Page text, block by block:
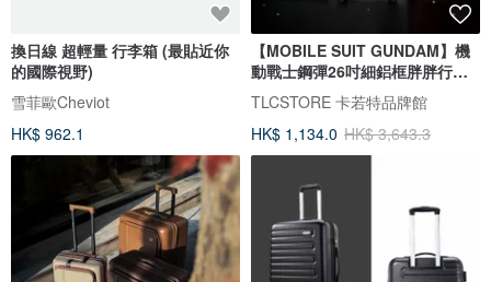
換日線 超輕量 行李箱 (最貼近你
的國際視野)
雪菲歐Cheviot
HK$ 962.1
【MOBILE SUIT GUNDAM】機
動戰士鋼彈26吋細鋁框胖胖行李
箱(三色)
TLCSTORE 卡若特品牌館
HK$ 1,134.0 HK$ 3,643.3